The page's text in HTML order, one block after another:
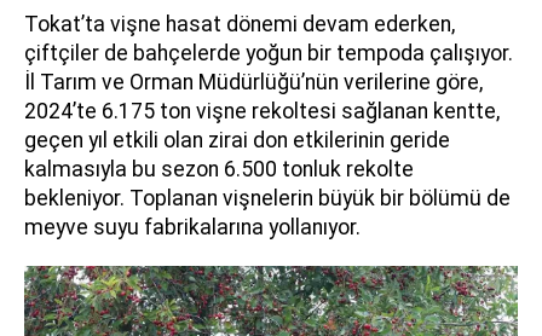
Tokat’ta vişne hasat dönemi devam ederken,
çiftçiler de bahçelerde yoğun bir tempoda çalışıyor.
İl Tarım ve Orman Müdürlüğü’nün verilerine göre,
2024’te 6.175 ton vişne rekoltesi sağlanan kentte,
geçen yıl etkili olan zirai don etkilerinin geride
kalmasıyla bu sezon 6.500 tonluk rekolte
bekleniyor. Toplanan vişnelerin büyük bir bölümü de
meyve suyu fabrikalarına yollanıyor.